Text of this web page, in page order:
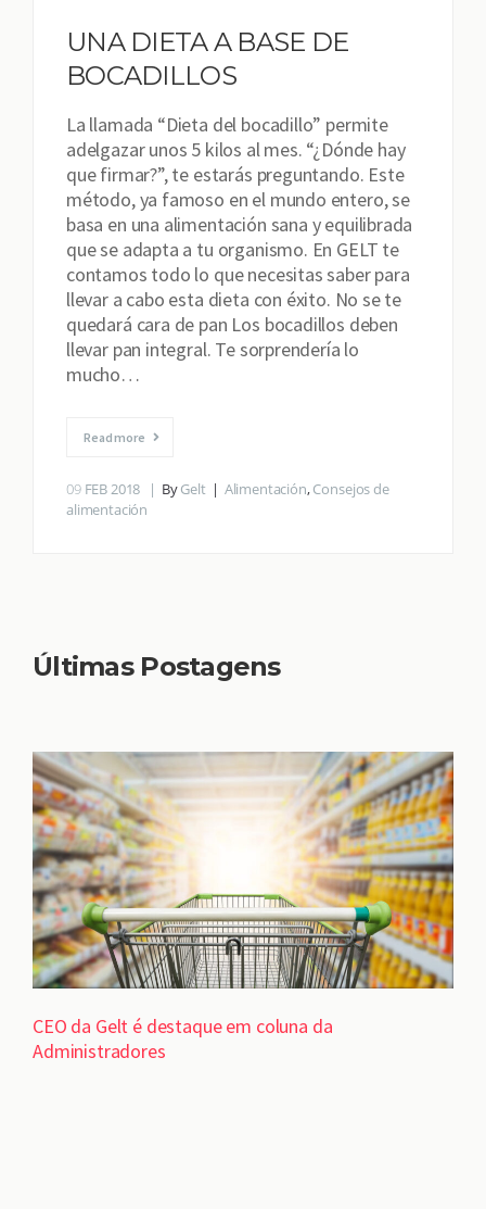
UNA DIETA A BASE DE
BOCADILLOS
La llamada “Dieta del bocadillo” permite
adelgazar unos 5 kilos al mes. “¿Dónde hay
que firmar?”, te estarás preguntando. Este
método, ya famoso en el mundo entero, se
basa en una alimentación sana y equilibrada
que se adapta a tu organismo. En GELT te
contamos todo lo que necesitas saber para
llevar a cabo esta dieta con éxito. No se te
quedará cara de pan Los bocadillos deben
llevar pan integral. Te sorprendería lo
mucho…
Read more
09 FEB 2018 ByGelt Alimentación,Consejos de
alimentación
Últimas Postagens
CEO da Gelt é destaque em coluna da
Administradores